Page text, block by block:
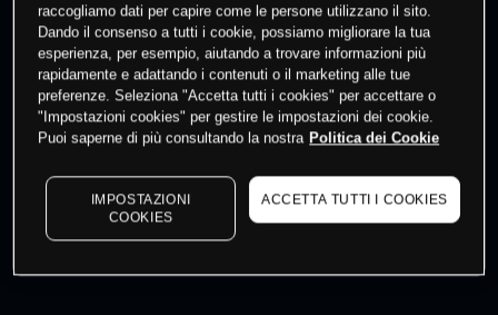
Fai trading
I prezzi sono solo indicativi. Accediper vedere gli ultimi
dati di mercato
to see latest market data
raccogliamo dati per capire come le persone utilizzano il sito.
Dando il consenso a tutti i cookie, possiamo migliorare la tua
esperienza, per esempio, aiutando a trovare informazioni più
rapidamente e adattando i contenuti o il marketing alle tue
preferenze. Seleziona "Accetta tutti i cookies" per accettare o
"Impostazioni cookies" per gestire le impostazioni dei cookie.
Puoi saperne di più consultando la nostra Politica dei Cookie
IMPOSTAZIONI
COOKIES
ACCETTA TUTTI I COOKIES